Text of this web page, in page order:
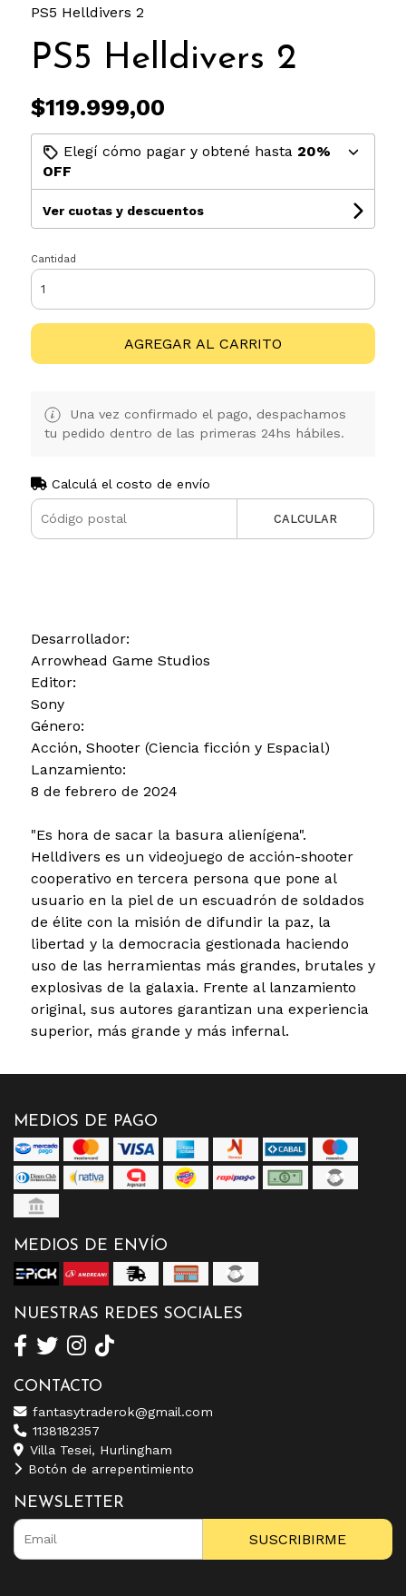
PS5 Helldivers 2
PS5 Helldivers 2
$119.999,00
Elegí cómo pagar y obtené hasta 20%
OFF
Ver cuotas y descuentos
Cantidad
AGREGAR AL CARRITO
Una vez confirmado el pago, despachamos
tu pedido dentro de las primeras 24hs hábiles.
Calculá el costo de envío
CALCULAR
Desarrollador:
Arrowhead Game Studios
Editor:
Sony
Género:
Acción, Shooter (Ciencia ficción y Espacial)
Lanzamiento:
8 de febrero de 2024
"Es hora de sacar la basura alienígena".
Helldivers es un videojuego de acción-shooter
cooperativo en tercera persona que pone al
usuario en la piel de un escuadrón de soldados
de élite con la misión de difundir la paz, la
libertad y la democracia gestionada haciendo
uso de las herramientas más grandes, brutales y
explosivas de la galaxia. Frente al lanzamiento
original, sus autores garantizan una experiencia
superior, más grande y más infernal.
MEDIOS DE PAGO
MEDIOS DE ENVÍO
NUESTRAS REDES SOCIALES
CONTACTO
fantasytraderok@gmail.com
1138182357
Villa Tesei, Hurlingham
Botón de arrepentimiento
NEWSLETTER
SUSCRIBIRME